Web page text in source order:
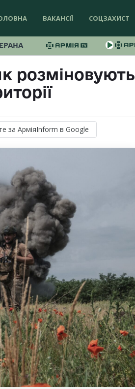
ВАКАНСІЇ СОЦЗАХИСТ
розміновують
за АрміяInform в Google